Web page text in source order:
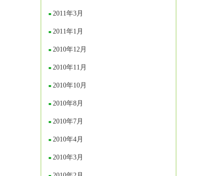
2011年3月
2011年1月
2010年12月
2010年11月
2010年10月
2010年8月
2010年7月
2010年4月
2010年3月